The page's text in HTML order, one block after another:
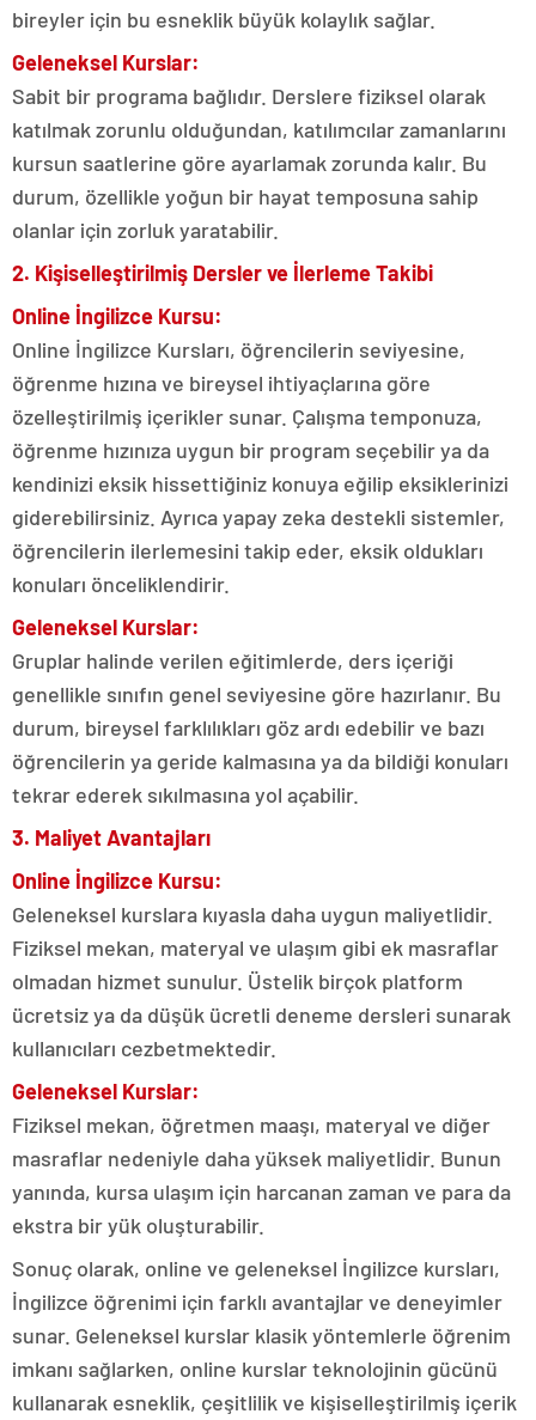
bireyler için bu esneklik büyük kolaylık sağlar.
Geleneksel Kurslar:
Sabit bir programa bağlıdır. Derslere fiziksel olarak
katılmak zorunlu olduğundan, katılımcılar zamanlarını
kursun saatlerine göre ayarlamak zorunda kalır. Bu
durum, özellikle yoğun bir hayat temposuna sahip
olanlar için zorluk yaratabilir.
2. Kişiselleştirilmiş Dersler ve İlerleme Takibi
Online İngilizce Kursu:
Online İngilizce Kursları, öğrencilerin seviyesine,
öğrenme hızına ve bireysel ihtiyaçlarına göre
özelleştirilmiş içerikler sunar. Çalışma temponuza,
öğrenme hızınıza uygun bir program seçebilir ya da
kendinizi eksik hissettiğiniz konuya eğilip eksiklerinizi
giderebilirsiniz. Ayrıca yapay zeka destekli sistemler,
öğrencilerin ilerlemesini takip eder, eksik oldukları
konuları önceliklendirir.
Geleneksel Kurslar:
Gruplar halinde verilen eğitimlerde, ders içeriği
genellikle sınıfın genel seviyesine göre hazırlanır. Bu
durum, bireysel farklılıkları göz ardı edebilir ve bazı
öğrencilerin ya geride kalmasına ya da bildiği konuları
tekrar ederek sıkılmasına yol açabilir.
3. Maliyet Avantajları
Online İngilizce Kursu:
Geleneksel kurslara kıyasla daha uygun maliyetlidir.
Fiziksel mekan, materyal ve ulaşım gibi ek masraflar
olmadan hizmet sunulur. Üstelik birçok platform
ücretsiz ya da düşük ücretli deneme dersleri sunarak
kullanıcıları cezbetmektedir.
Geleneksel Kurslar:
Fiziksel mekan, öğretmen maaşı, materyal ve diğer
masraflar nedeniyle daha yüksek maliyetlidir. Bunun
yanında, kursa ulaşım için harcanan zaman ve para da
ekstra bir yük oluşturabilir.
Sonuç olarak, online ve geleneksel İngilizce kursları,
İngilizce öğrenimi için farklı avantajlar ve deneyimler
sunar. Geleneksel kurslar klasik yöntemlerle öğrenim
imkanı sağlarken, online kurslar teknolojinin gücünü
kullanarak esneklik, çeşitlilik ve kişiselleştirilmiş içerik